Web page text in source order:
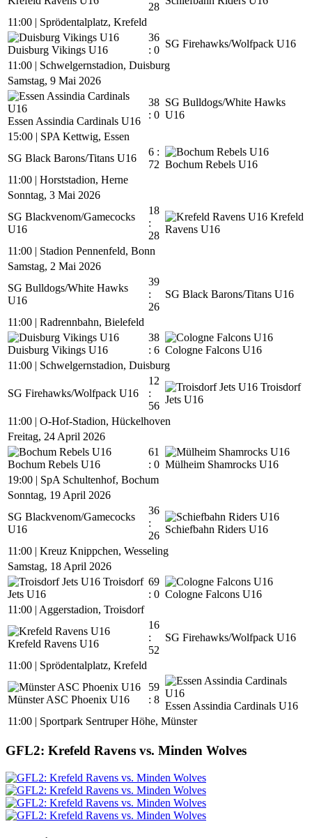
28
11:00 | Sprödentalplatz, Krefeld
Duisburg Vikings U16
36
: 0
SG Firehawks/Wolfpack U16
11:00 | Schwelgernstadion, Duisburg
Samstag, 9 Mai 2026
Essen Assindia Cardinals U16
38
: 0
SG Bulldogs/White Hawks
U16
15:00 | SPA Kettwig, Essen
SG Black Barons/Titans U16
6 :
72 Bochum Rebels U16
11:00 | Horststadion, Herne
Sonntag, 3 Mai 2026
SG Blackvenom/Gamecocks
U16
18
:
28
Krefeld
Ravens U16
11:00 | Stadion Pennenfeld, Bonn
Samstag, 2 Mai 2026
SG Bulldogs/White Hawks
U16
39
:
26
SG Black Barons/Titans U16
11:00 | Radrennbahn, Bielefeld
Duisburg Vikings U16
38
: 6 Cologne Falcons U16
11:00 | Schwelgernstadion, Duisburg
SG Firehawks/Wolfpack U16
12
:
56
Troisdorf
Jets U16
11:00 | O-Hof-Stadion, Hückelhoven
Freitag, 24 April 2026
Bochum Rebels U16
61
: 0 Mülheim Shamrocks U16
19:00 | SpA Schultenhof, Bochum
Sonntag, 19 April 2026
SG Blackvenom/Gamecocks
U16
36
:
26
Schiefbahn Riders U16
11:00 | Kreuz Knippchen, Wesseling
Samstag, 18 April 2026
Troisdorf
Jets U16
69
: 0 Cologne Falcons U16
11:00 | Aggerstadion, Troisdorf
Krefeld Ravens U16
16
:
52
SG Firehawks/Wolfpack U16
11:00 | Sprödentalplatz, Krefeld
Münster ASC Phoenix U16
59
: 8
Essen Assindia Cardinals U16
11:00 | Sportpark Sentruper Höhe, Münster
GFL2: Krefeld Ravens vs. Minden Wolves